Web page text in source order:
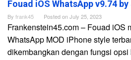
Fouad iOS WhatsApp v9.74
By frank45 Posted onJuly 25, 2023
Frankenstein45.com – Fouad iOS
WhatsApp MOD iPhone style
dikembangkan dengan fungsi